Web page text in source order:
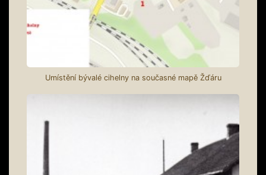
Umístění bývalé cihelny na současné mapě Žďáru